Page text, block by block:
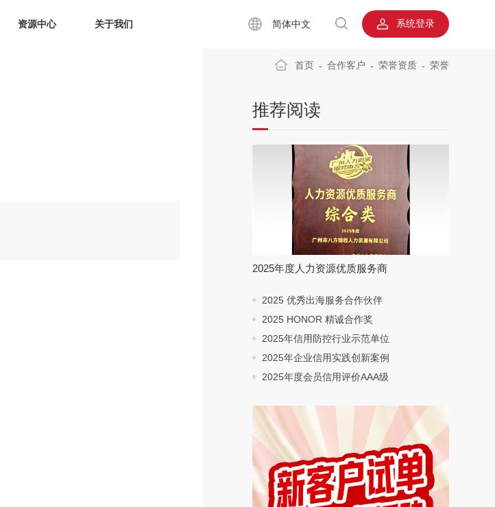
资源中心 关于我们 简体中文 系统登录
首页 - 合作客户 - 荣誉资质 - 荣誉
推荐阅读
2025年度人力资源优质服务商
2025 优秀出海服务合作伙伴
2025 HONOR 精诚合作奖
2025年信用防控行业示范单位
2025年企业信用实践创新案例
2025年度会员信用评价AAA级